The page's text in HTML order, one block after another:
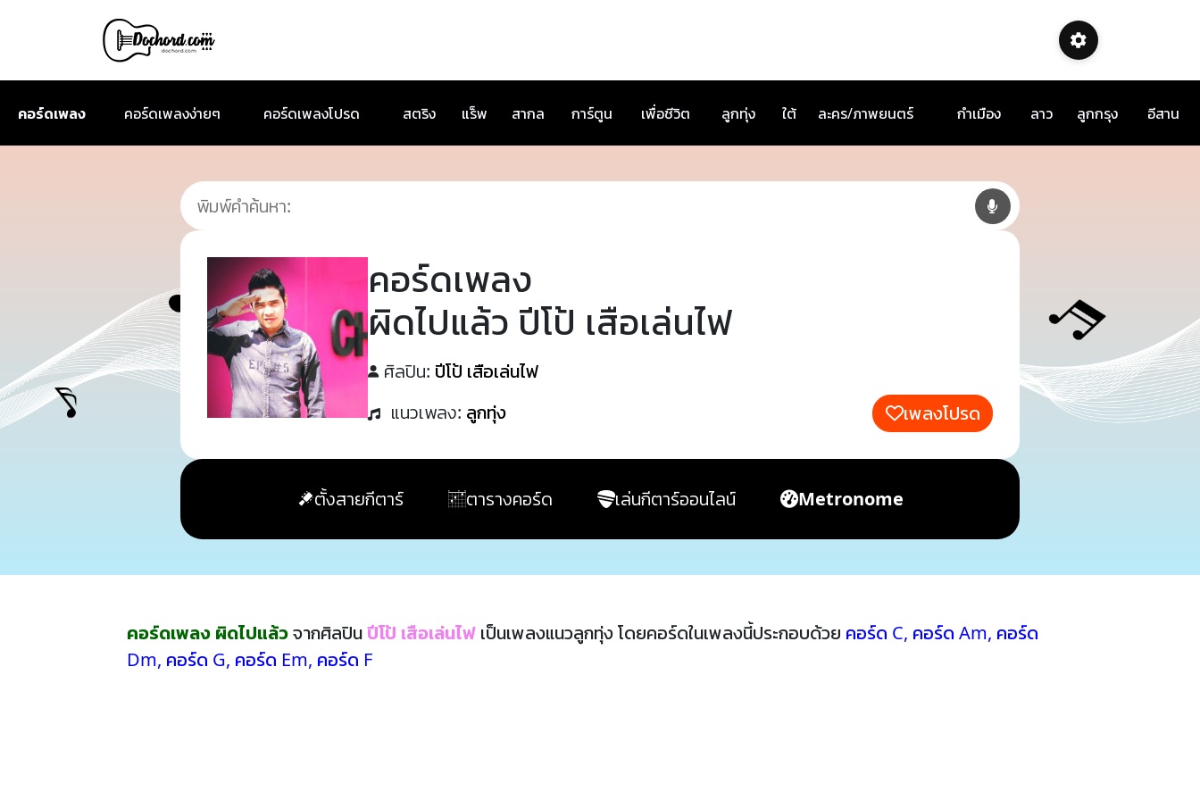
คอร์ดเพลง คอร์ดเพลงง่ายๆ คอร์ดเพลงโปรด สตริง แร็พ สากล การ์ตูน เพื่อชีวิต ลูกทุ่ง ใต้ ละคร/ภาพยนตร์ กำเมือง ลาว ลูกกรุง อีสาน
คอร์ดเพลง
ผิดไปแล้ว ปีโป้ เสือเล่นไฟ
ศิลปิน: ปีโป้ เสือเล่นไฟ
แนวเพลง: ลูกทุ่ง เพลงโปรด
ตั้งสายกีตาร์ ตารางคอร์ด เล่นกีตาร์ออนไลน์ Metronome
คอร์ดเพลง ผิดไปแล้วจากศิลปินปีโป้ เสือเล่นไฟ เป็นเพลงแนวลูกทุ่ง โดยคอร์ดในเพลงนี้ประกอบด้วย คอร์ด C, คอร์ด Am, คอร์ด
Dm, คอร์ด G, คอร์ด Em, คอร์ด F